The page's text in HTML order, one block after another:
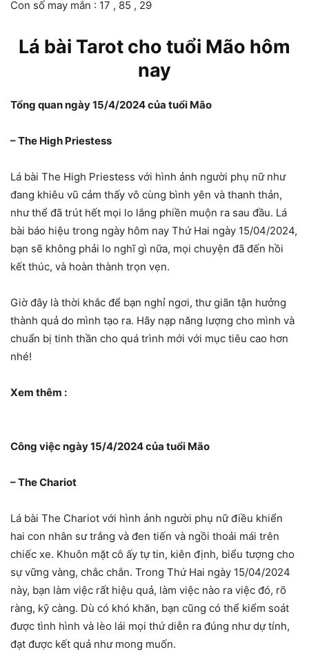
Con số may mắn : 17 , 85 , 29
Lá bài Tarot cho tuổi Mão hôm
nay
Tổng quan ngày 15/4/2024 của tuổi Mão
– The High Priestess
Lá bài The High Priestess với hình ảnh người phụ nữ như
đang khiêu vũ cảm thấy vô cùng bình yên và thanh thản,
như thể đã trút hết mọi lo lắng phiền muộn ra sau đầu. Lá
bài báo hiệu trong ngày hôm nay Thứ Hai ngày 15/04/2024,
bạn sẽ không phải lo nghĩ gì nữa, mọi chuyện đã đến hồi
kết thúc, và hoàn thành trọn vẹn.
Giờ đây là thời khắc để bạn nghỉ ngơi, thư giãn tận hưởng
thành quả do mình tạo ra. Hãy nạp năng lượng cho mình và
chuẩn bị tinh thần cho quá trình mới với mục tiêu cao hơn
nhé!
Xem thêm :
Công việc ngày 15/4/2024 của tuổi Mão
– The Chariot
Lá bài The Chariot với hình ảnh người phụ nữ điều khiển
hai con nhân sư trắng và đen tiến và ngồi thoải mái trên
chiếc xe. Khuôn mặt cô ấy tự tin, kiên định, biểu tượng cho
sự vững vàng, chắc chắn. Trong Thứ Hai ngày 15/04/2024
này, bạn làm việc rất hiệu quả, làm việc nào ra việc đó, rõ
ràng, kỹ càng. Dù có khó khăn, bạn cũng có thể kiểm soát
được tình hình và lèo lái mọi thứ diễn ra đúng như dự tính,
đạt được kết quả như mong muốn.